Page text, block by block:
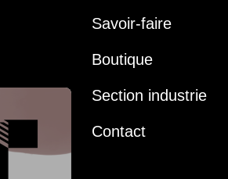
Savoir-faire
Boutique
Section industrie
Contact